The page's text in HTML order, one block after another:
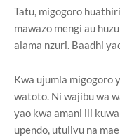
Tatu, migogoro
mawazo mengi au
alama nzuri. Baadhi
Kwa ujumla migogoro
watoto. Ni wajibu wa
yao kwa amani ili
upendo, utulivu na